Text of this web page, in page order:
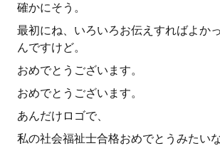
確かにそう。
最初にね、いろいろお伝えすればよか
んですけど。
おめでとうございます。
おめでとうございます。
あんだけロゴで、
私の社会福祉士合格おめでとうみたいな